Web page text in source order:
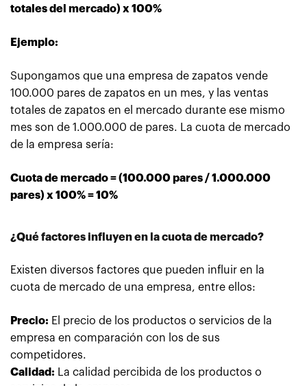
totales del mercado) x 100%
Ejemplo:
Supongamos que una empresa de zapatos vende
100.000 pares de zapatos en un mes, y las ventas
totales de zapatos en el mercado durante ese mismo
mes son de 1.000.000 de pares. La cuota de mercado
de la empresa sería:
Cuota de mercado = (100.000 pares / 1.000.000
pares) x 100% = 10%
¿Qué factores influyen en la cuota de mercado?
Existen diversos factores que pueden influir en la
cuota de mercado de una empresa, entre ellos:
Precio: El precio de los productos o servicios de la
empresa en comparación con los de sus
competidores.
Calidad: La calidad percibida de los productos o